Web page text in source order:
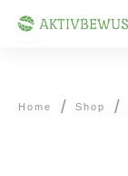
Home / Shop /